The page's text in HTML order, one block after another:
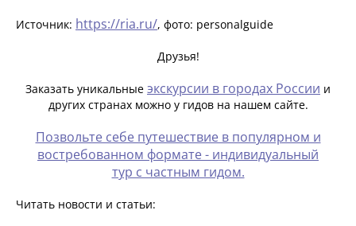
Источник: https://ria.ru/, фото: personalguide
Друзья!
Заказать уникальные экскурсии в городах России и
других странах можно у гидов на нашем сайте.
Позвольте себе путешествие в популярном и
востребованном формате - индивидуальный
тур с частным гидом.
Читать новости и статьи: